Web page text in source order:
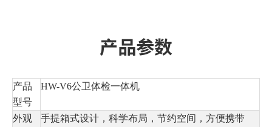
产品参数
产品
型号
HW-V6公卫体检一体机
外观
手提箱式设计，科学布局，节约空间，方便携带